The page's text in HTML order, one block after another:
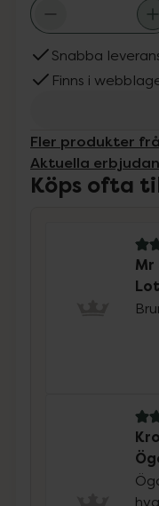
Snabba
Finns i
Fler produkter
Aktuella
Köps ofta
Mr